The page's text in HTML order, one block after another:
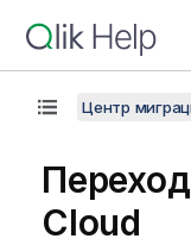
Центр
Cloud